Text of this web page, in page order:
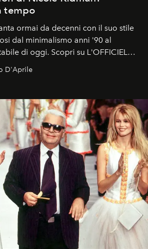
tempo
ormai da decenni con il suo stile
dal minimalismo anni '90 al
di oggi. Scopri su L'OFFICIEL
D'Aprile